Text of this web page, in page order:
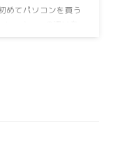
めてパソコンを買う
な？って方が多い
とは？会話にも活かせるス